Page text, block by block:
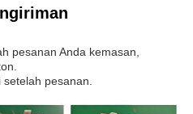
pesanan Anda kemasan,
pesanan.